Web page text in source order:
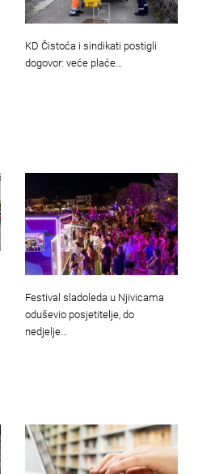
KD Čistoća i sindikati postigli
dogovor: veće plaće…
Festival sladoleda u Njivicama
oduševio posjetitelje, do
nedjelje…